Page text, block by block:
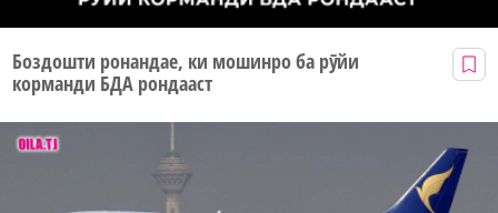
Боздошти ронандае, ки мошинро ба рӯйи
корманди БДА рондааст